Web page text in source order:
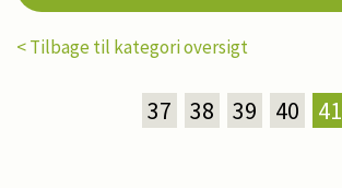
< Tilbage til kategori oversigt
37 38 39 40 41